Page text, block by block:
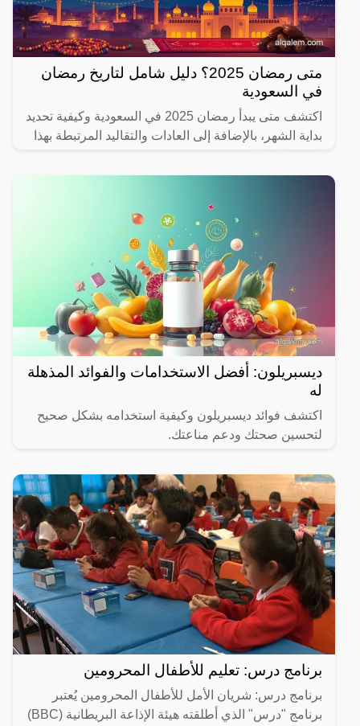
متى رمضان 2025؟ دليل شامل لتاريخ رمضان
في السعودية
اكتشف متى يبدأ رمضان 2025 في السعودية وكيفية تحديد
بداية الشهر، بالإضافة إلى العادات والتقاليد المرتبطة بهذا
ديسبريلون: أفضل الاستخدامات والفوائد المذهلة
له
اكتشف فوائد ديسبريلون وكيفية استخدامه بشكل صحيح
لتحسين صحتك ودعم مناعتك.
برنامج درس: تعليم للأطفال المحرومين
برنامج درس: شريان الأمل للأطفال المحرومين يُعتبر
برنامج "درس" الذي أطلقته هيئة الإذاعة البريطانية (BBC)